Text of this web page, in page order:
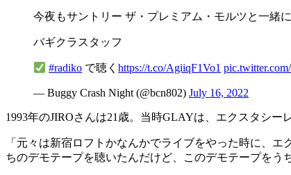
今夜もサントリー ザ・プレミアム・モルツと一緒
バギクラスタッフ
#radiko で聴くhttps://t.co/AgiiqF1Vo1
— Buggy Crash Night (@bcn802) July 16, 2022
1993年のJIROさんは21歳。当時GLAYは、エクスタシ
「元々は新宿ロフトかなんかでライブをやった時に、
ちのデモテープを聴いたんだけど、このデモテープをう